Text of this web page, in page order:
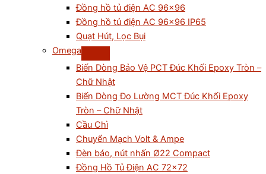
Đồng hồ tủ điện AC 96×96
Đồng hồ tủ điện AC 96×96 IP65
Quạt Hút, Lọc Bụi
Omega
Biến Dòng Bảo Vệ PCT Đúc Khối Epoxy Tròn –
Chữ Nhật
Biến Dòng Đo Lường MCT Đúc Khối Epoxy
Tròn – Chữ Nhật
Cầu Chì
Chuyển Mạch Volt & Ampe
Đèn báo, nút nhấn Ø22 Compact
Đồng Hồ Tủ Điện AC 72×72